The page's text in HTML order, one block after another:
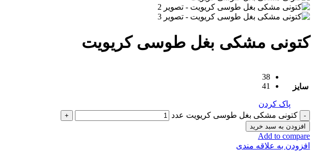
کتونی مشکی بغل طوسی کریویت
سایز
38
41
پاک کردن
کتونی مشکی بغل طوسی کریویت عدد
افزودن به سبد خرید
Add to compare
افزودن به علاقه مندی